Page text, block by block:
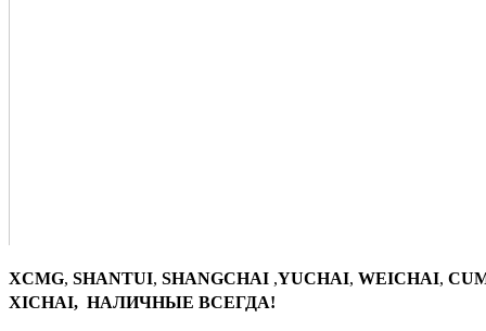
XCMG, SHANTUI, SHANGCHAI ,YUCHAI, WEICHAI,
XICHAI, НАЛИЧНЫЕ ВСЕГДА!